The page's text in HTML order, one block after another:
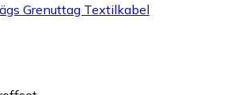
Grenuttag Textilkabel